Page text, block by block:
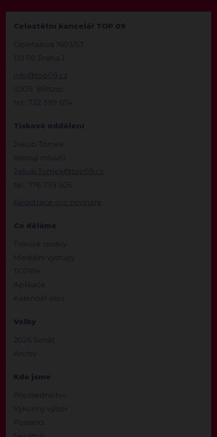
Celostátní kancelář TOP 09
Opletalova 1603/57
110 00 Praha 1
info@top09.cz
IDDS: 86ttzqc
tel.: 732 399 674
Tiskové oddělení
Jakub Tomek
tiskový mluvčí
Jakub.Tomek@top09.cz
tel.: 776 739 505
Registrace pro novináře
Co děláme
Tiskové zprávy
Mediální výstupy
TOPlife
Aplikace
Kalendář akcí
Volby
2026 Senát
Archiv
Kdo jsme
Předsednictvo
Výkonný výbor
Poslanci